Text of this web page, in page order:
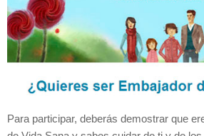
Para participar, deberás demostrar que